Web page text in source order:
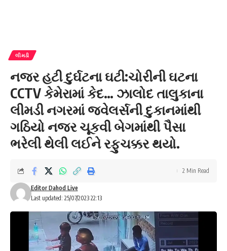
લીમડી
નજર હટી દુર્ઘટના ઘટી:ચોરીની ઘટના
CCTV કેમેરામાં કેદ… ઝાલોદ તાલુકાના
લીમડી નગરમાં જ્વેલર્સની દુકાનમાંથી
ગઠિયો નજર ચૂકવી બેગમાંથી પૈસા
ભરેલી થેલી લઈને રફુચક્કર થયો.
Last updated: 25/07/2023 22:13
Editor Dahod Live
2 Min Read